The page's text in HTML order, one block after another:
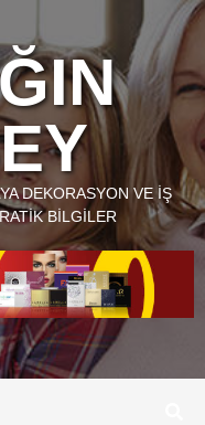
DEKORASYON VE İŞ
BILGILER